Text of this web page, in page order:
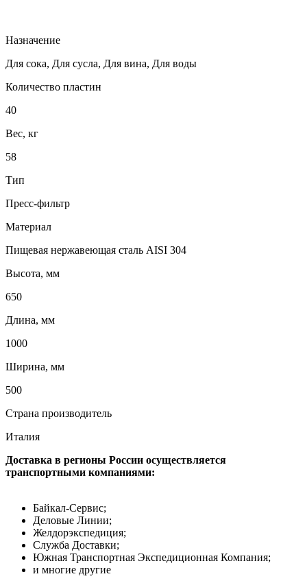
Назначение
Для сока, Для сусла, Для вина, Для воды
Количество пластин
40
Вес, кг
58
Тип
Пресс-фильтр
Материал
Пищевая нержавеющая сталь AISI 304
Высота, мм
650
Длина, мм
1000
Ширина, мм
500
Страна производитель
Италия
Доставка в регионы России осуществляется
транспортными компаниями:
Байкал-Сервис;
Деловые Линии;
Желдорэкспедиция;
Служба Доставки;
Южная Транспортная Экспедиционная Компания;
и многие другие